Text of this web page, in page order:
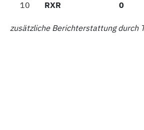
10 RXR 0
10
zusätzliche Berichterstattung durch